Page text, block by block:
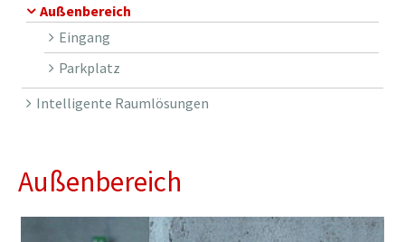
Außenbereich
Eingang
Parkplatz
Intelligente Raumlösungen
Außenbereich